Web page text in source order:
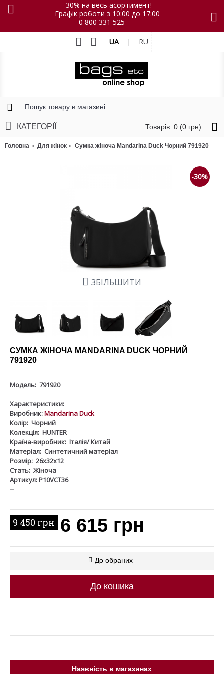
-30% на весь асортимент!
Графік роботи з 10:00 до 17:00
0 800 331 525
UA | RU
Товарів: 0 (0 грн)
КАТЕГОРІЇ
Головна Для жінок Сумка жіноча Mandarina Duck Чорний 791920
-30%
ЗБІЛЬШИТИ
СУМКА ЖІНОЧА MANDARINA DUCK ЧОРНИЙ
791920
Модель: 791920
Характеристики:
Виробник:Mandarina Duck
Колір: Чорний
Колекція: HUNTER
Країна-виробник: Італія/ Китай
Матеріал: Синтетичний матеріал
Розмір: 26х32х12
Стать: Жіноча
Артикул: P10VCT36
--
9 450 грн 6 615 грн
До обраних
До кошика
Наявність в магазинах